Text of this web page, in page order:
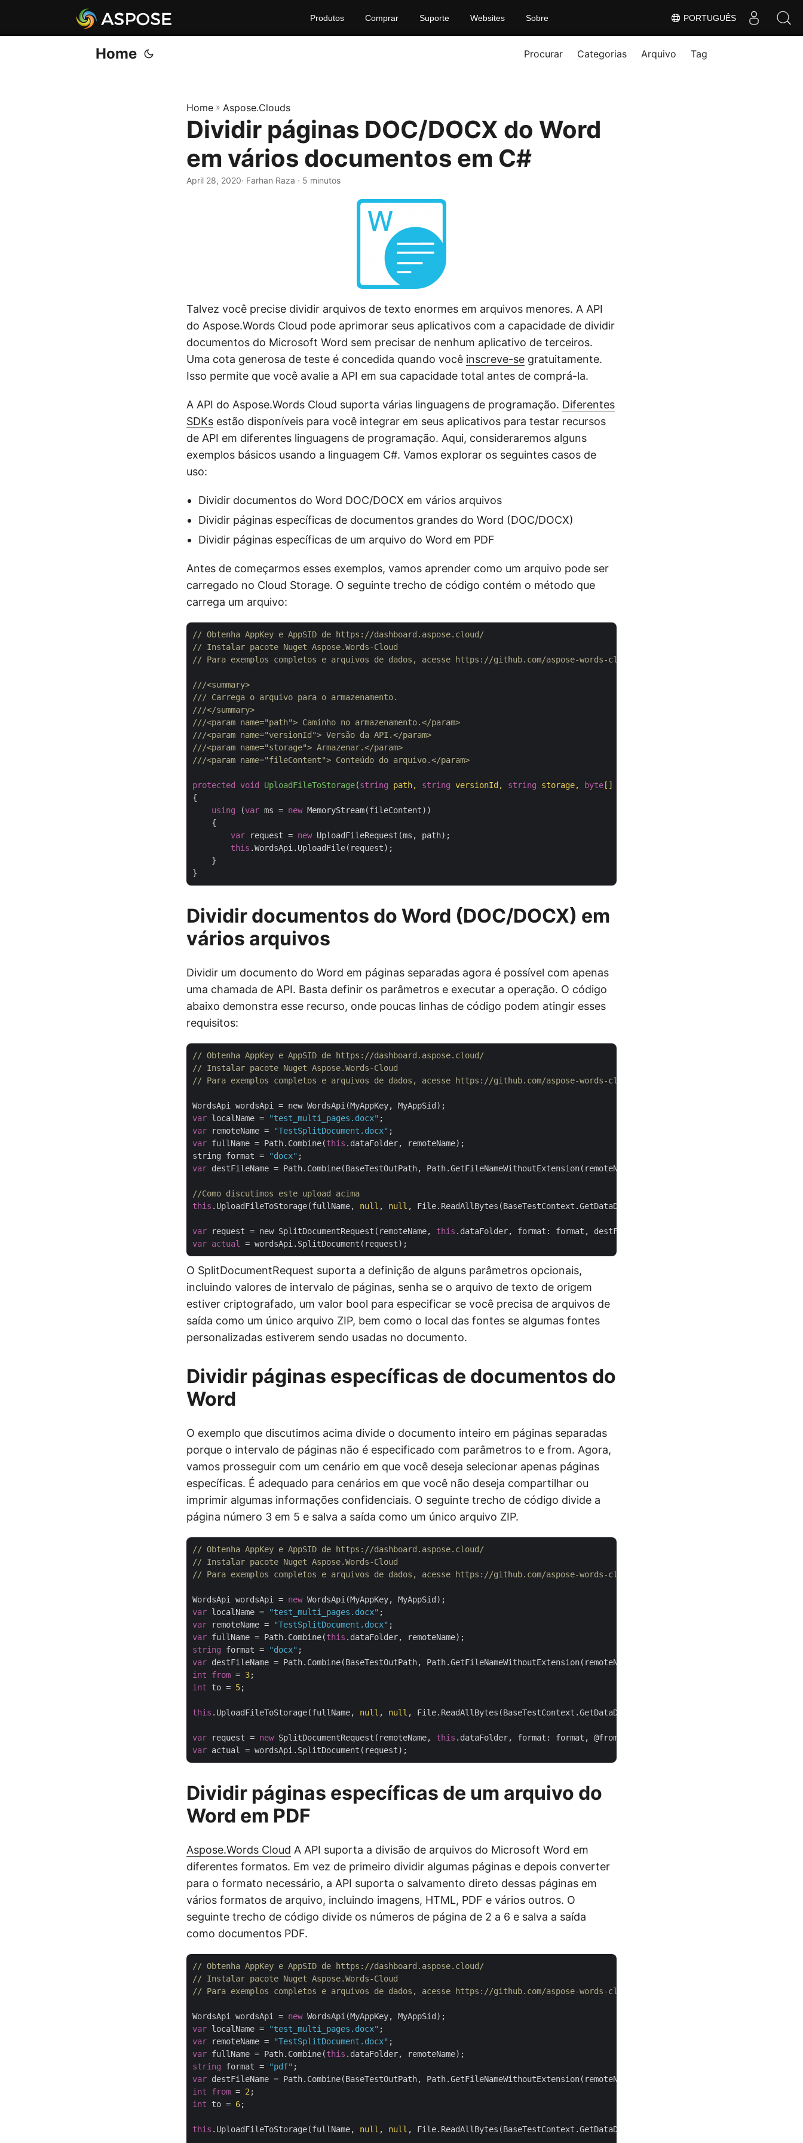
PORTUGUÊS
Produtos Comprar Suporte Websites Sobre
Home Procurar Categorias Arquivo Tag
Home » Aspose.Clouds
Dividir páginas DOC/DOCX do Word
em vários documentos em C#
April 28, 2020· Farhan Raza · 5 minutos
Talvez você precise dividir arquivos de texto enormes em arquivos menores. A API
do Aspose.Words Cloud pode aprimorar seus aplicativos com a capacidade de dividir
documentos do Microsoft Word sem precisar de nenhum aplicativo de terceiros.
Uma cota generosa de teste é concedida quando você inscreve-se gratuitamente.
Isso permite que você avalie a API em sua capacidade total antes de comprá-la.
A API do Aspose.Words Cloud suporta várias linguagens de programação. Diferentes
SDKs estão disponíveis para você integrar em seus aplicativos para testar recursos
de API em diferentes linguagens de programação. Aqui, consideraremos alguns
exemplos básicos usando a linguagem C#. Vamos explorar os seguintes casos de
uso:
Dividir documentos do Word DOC/DOCX em vários arquivos
Dividir páginas específicas de documentos grandes do Word (DOC/DOCX)
Dividir páginas específicas de um arquivo do Word em PDF
Antes de começarmos esses exemplos, vamos aprender como um arquivo pode ser
carregado no Cloud Storage. O seguinte trecho de código contém o método que
carrega um arquivo:
// Obtenha AppKey e AppSID de https://dashboard.aspose.cloud/
// Instalar pacote Nuget Aspose.Words-Cloud
// Para exemplos completos e arquivos de dados, acesse https://github.com/aspose-words-cloud/aspose-words-cloud-dotnet
///<summary>
/// Carrega o arquivo para o armazenamento.
///</summary>
///<param name="path"> Caminho no armazenamento.</param>
///<param name="versionId"> Versão da API.</param>
///<param name="storage"> Armazenar.</param>
///<param name="fileContent"> Conteúdo do arquivo.</param>
protected void UploadFileToStorage(string path, string versionId, string storage, byte [] fileContent
{
using (var ms = new MemoryStream(fileContent))
    {
var request = new UploadFileRequest(ms, path);
this .WordsApi.UploadFile(request);
    }
Dividir documentos do Word (DOC/DOCX) em
vários arquivos
Dividir um documento do Word em páginas separadas agora é possível com apenas
uma chamada de API. Basta definir os parâmetros e executar a operação. O código
abaixo demonstra esse recurso, onde poucas linhas de código podem atingir esses
requisitos:
// Obtenha AppKey e AppSID de https://dashboard.aspose.cloud/
// Instalar pacote Nuget Aspose.Words-Cloud
// Para exemplos completos e arquivos de dados, acesse https://github.com/aspose-words-cloud/aspose-words-cloud-dotnet
var localName = "test_multi_pages.docx"
var remoteName = "TestSplitDocument.docx"
var fullName = Path.Combine(this .dataFolder, remoteName);
string format =
"docx"
var destFileName = Path.Combine(BaseTestOutPath, Path.GetFileNameWithoutExtension(remoteName) +
//Como discutimos este upload acima
this .UploadFileToStorage(fullName, null , null , File.ReadAllBytes(BaseTestContext.GetDataDir(BaseTestContext.CommonFolder) +
var request = new SplitDocumentRequest(remoteName, this
var actual
O SplitDocumentRequest suporta a definição de alguns parâmetros opcionais,
incluindo valores de intervalo de páginas, senha se o arquivo de texto de origem
estiver criptografado, um valor bool para especificar se você precisa de arquivos de
saída como um único arquivo ZIP, bem como o local das fontes se algumas fontes
personalizadas estiverem sendo usadas no documento.
Dividir páginas específicas de documentos do
Word
O exemplo que discutimos acima divide o documento inteiro em páginas separadas
porque o intervalo de páginas não é especificado com parâmetros to e from. Agora,
vamos prosseguir com um cenário em que você deseja selecionar apenas páginas
específicas. É adequado para cenários em que você não deseja compartilhar ou
imprimir algumas informações confidenciais. O seguinte trecho de código divide a
página número 3 em 5 e salva a saída como um único arquivo ZIP.
// Obtenha AppKey e AppSID de https://dashboard.aspose.cloud/
// Instalar pacote Nuget Aspose.Words-Cloud
// Para exemplos completos e arquivos de dados, acesse https://github.com/aspose-words-cloud/aspose-words-cloud-dotnet
WordsApi wordsApi = new
var localName = "test_multi_pages.docx"
var remoteName = "TestSplitDocument.docx"
var fullName = Path.Combine(this
string format = "docx"
var destFileName = Path.Combine(BaseTestOutPath, Path.GetFileNameWithoutExtension(remoteName) +
int
from = 3
int to = 5;
this .UploadFileToStorage(fullName, null , null , File.ReadAllBytes(BaseTestContext.GetDataDir(BaseTestContext.CommonFolder) +
var request = new SplitDocumentRequest(remoteName, this .dataFolder, format: format, @from:
var
Dividir páginas específicas de um arquivo do
Word em PDF
Aspose.Words Cloud A API suporta a divisão de arquivos do Microsoft Word em
diferentes formatos. Em vez de primeiro dividir algumas páginas e depois converter
para o formato necessário, a API suporta o salvamento direto dessas páginas em
vários formatos de arquivo, incluindo imagens, HTML, PDF e vários outros. O
seguinte trecho de código divide os números de página de 2 a 6 e salva a saída
como documentos PDF.
// Obtenha AppKey e AppSID de https://dashboard.aspose.cloud/
// Instalar pacote Nuget Aspose.Words-Cloud
// Para exemplos completos e arquivos de dados, acesse https://github.com/aspose-words-cloud/aspose-words-cloud-dotnet
WordsApi wordsApi = new
var localName = "test_multi_pages.docx"
var remoteName = "TestSplitDocument.docx"
var fullName = Path.Combine(this
string format = "pdf"
var destFileName = Path.Combine(BaseTestOutPath, Path.GetFileNameWithoutExtension(remoteName) +
int
from = 2
int to = 6;
this .UploadFileToStorage(fullName, null , null , File.ReadAllBytes(BaseTestContext.GetDataDir(BaseTestContext.CommonFolder) +